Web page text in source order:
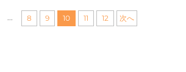
8 9 10 11 12 次へ